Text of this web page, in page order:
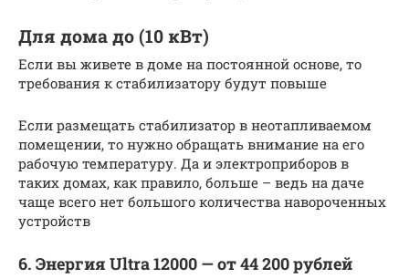
Для дома до (10 кВт)
Если вы живете в доме на постоянной основе, то
требования к стабилизатору будут повыше
Если размещать стабилизатор в неотапливаемом
помещении, то нужно обращать внимание на его
рабочую температуру. Да и электроприборов в
таких домах, как правило, больше – ведь на даче
чаще всего нет большого количества навороченных
устройств
6. Энергия Ultra 12000 — от 44 200 рублей